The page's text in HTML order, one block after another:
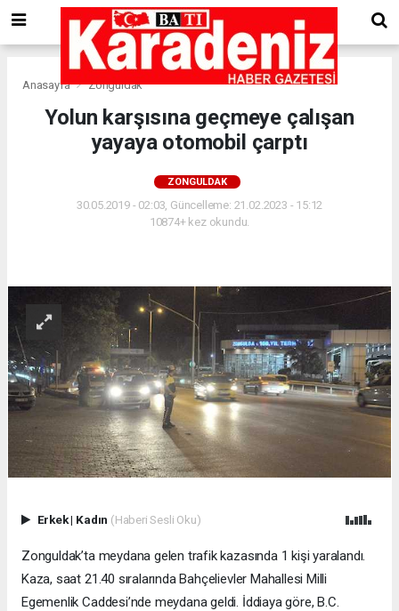
Anasayfa Zonguldak
Yolun karşısına geçmeye çalışan
yayaya otomobil çarptı
ZONGULDAK
30.05.2019 - 02:03, Güncelleme: 21.02.2023 - 15:12
10874+ kez okundu.
Erkek| Kadın (Haberi Sesli Oku)
Zonguldak’ta meydana gelen trafik kazasında 1 kişi yaralandı.
Kaza, saat 21.40 sıralarında Bahçelievler Mahallesi Milli
Egemenlik Caddesi’nde meydana geldi. İddiaya göre, B.C.